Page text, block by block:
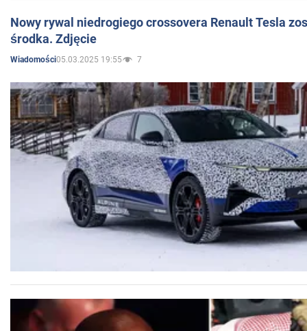
Nowy rywal niedrogiego crossovera Renault Tesla
środka. Zdjęcie
Wiadomości05.03.2025 19:55 7